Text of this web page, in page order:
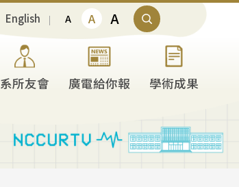
English A A A
系所友會 廣電給你報 學術成果